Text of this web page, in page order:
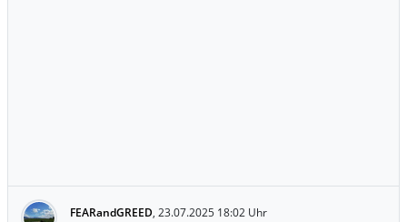
FEARandGREED, 23.07.2025 18:02 Uhr